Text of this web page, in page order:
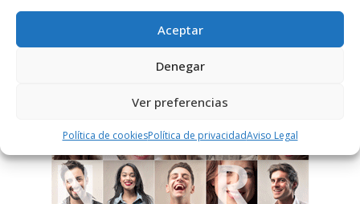
Aceptar
Denegar
Ver preferencias
Política de cookiesPolítica de privacidadAviso Legal